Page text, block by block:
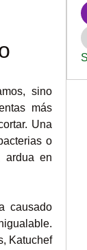
sino
más
Una
o
ardua en
causado
Katuchef